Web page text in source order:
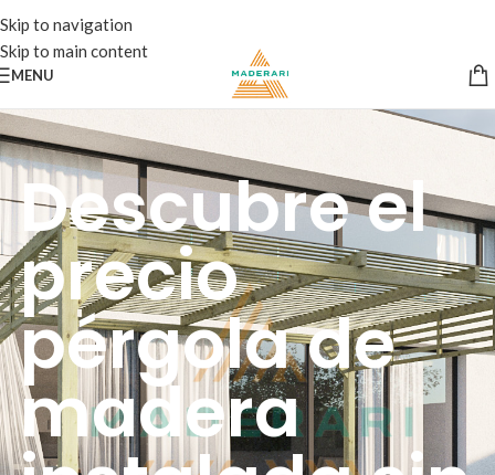
Skip to navigation
Skip to main content
MENU
Descubre el
precio
pérgola de
madera